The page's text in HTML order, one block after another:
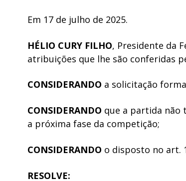
Em 17 de julho de 2025.
HÉLIO CURY FILHO, Presidente da
atribuições que lhe são conferidas
CONSIDERANDO a solicitação
CONSIDERANDO que a partida não
a próxima fase da competição;
CONSIDERANDO o disposto no art.
RESOLVE: